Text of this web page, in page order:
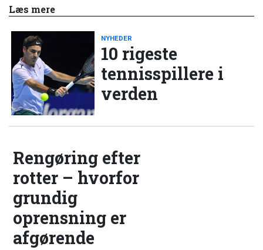
Læs mere
NYHEDER
10 rigeste
tennisspillere i
verden
Rengøring efter
rotter – hvorfor
grundig
oprensning er
afgørende